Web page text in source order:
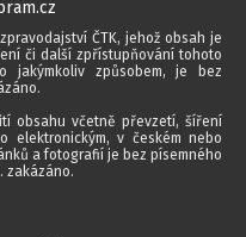
ČTK, jehož obsah je
či další zpřístupňování tohoto
způsobem, je bez
obsahu včetně převzetí, šíření
elektronickým, v českém nebo
a fotografií je bez písemného
zakázáno.